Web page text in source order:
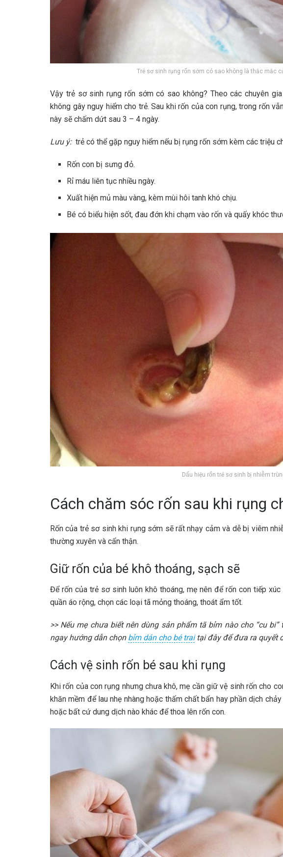
Trẻ sơ sinh rụng rốn sớm có sao không là thắc mắc
Vậy trẻ sơ sinh rụng rốn sớm có sao không? Theo các chuyên
không gây nguy hiểm cho trẻ. Sau khi rốn của con rụng, trong rốn
này sẽ chấm dứt sau 3 – 4 ngày.
Lưu ý: trẻ có thể gặp nguy hiểm nếu bị rụng rốn sớm kèm các triệu
Rốn con bị sưng đỏ.
Rỉ máu liên tục nhiều ngày.
Xuất hiện mủ màu vàng, kèm mùi hôi tanh khó chịu.
Bé có biểu hiện sốt, đau đớn khi chạm vào rốn và quấy khóc
Dấu hiệu rốn trẻ sơ sinh bị nhiễm
Cách chăm sóc rốn sau khi rụng
Rốn của trẻ sơ sinh khi rụng sớm sẽ rất nhạy cảm và dễ bị viêm
thường xuyên và cẩn thận.
Giữ rốn của bé khô thoáng, sạch sẽ
Để rốn của trẻ sơ sinh luôn khô thoáng, mẹ nên để rốn con tiếp
quần áo rộng, chọn các loại tã mỏng thoáng, thoát ẩm tốt.
>> Nếu mẹ chưa biết nên dùng sản phẩm tã bỉm nào cho “cu
ngay hướng dẫn chọn bỉm dán cho bé traitại đây để đưa ra quyết
Cách vệ sinh rốn bé sau khi rụng
Khi rốn của con rụng nhưng chưa khô, mẹ cần giữ vệ sinh rốn cho
khăn mềm để lau nhẹ nhàng hoặc thấm chất bẩn hay phần dịch
hoặc bất cứ dung dịch nào khác để thoa lên rốn con.